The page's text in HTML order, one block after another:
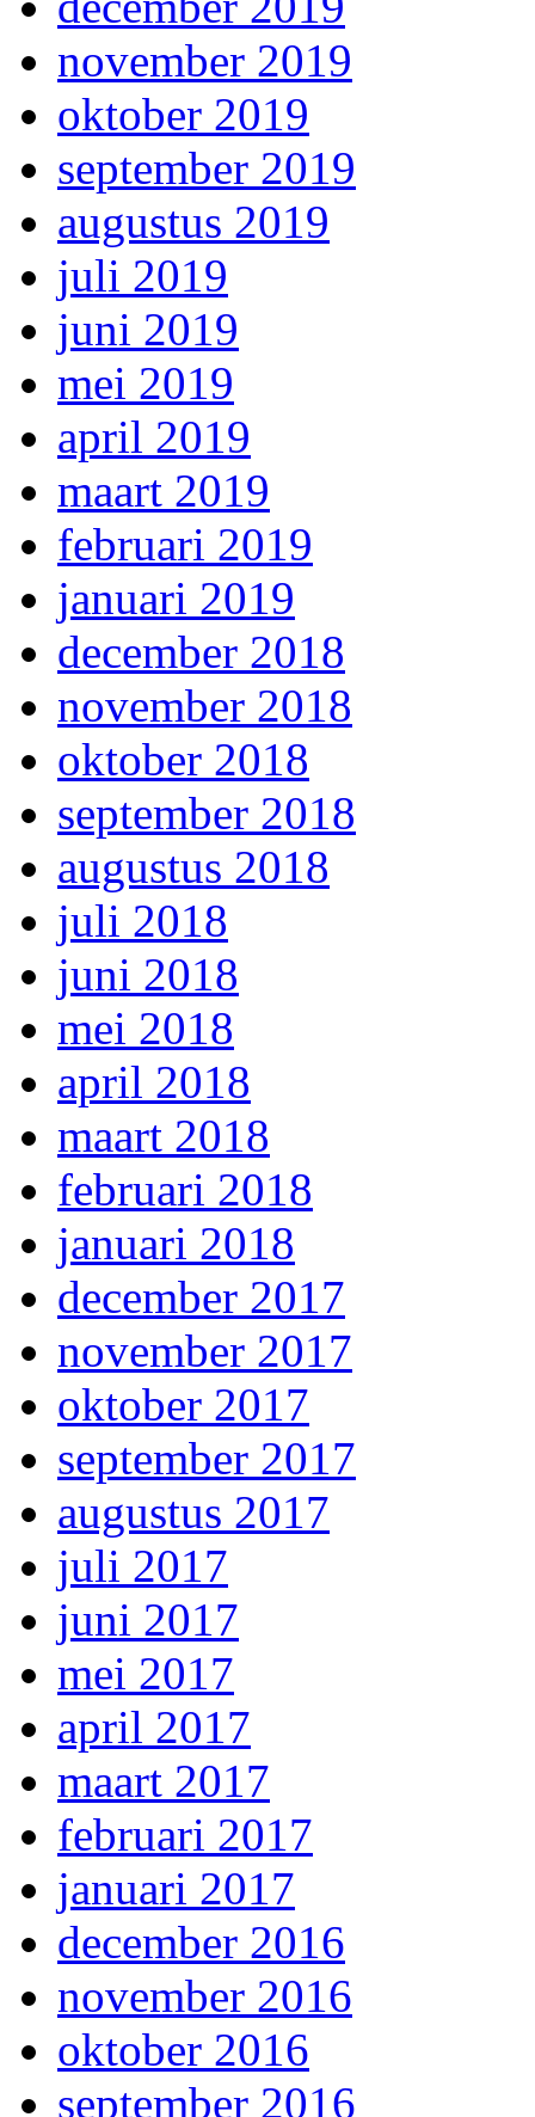
november 2019
oktober 2019
september 2019
augustus 2019
juli 2019
juni 2019
mei 2019
april 2019
maart 2019
februari 2019
januari 2019
december 2018
november 2018
oktober 2018
september 2018
augustus 2018
juli 2018
juni 2018
mei 2018
april 2018
maart 2018
februari 2018
januari 2018
december 2017
november 2017
oktober 2017
september 2017
augustus 2017
juli 2017
juni 2017
mei 2017
april 2017
maart 2017
februari 2017
januari 2017
december 2016
november 2016
oktober 2016
september 2016